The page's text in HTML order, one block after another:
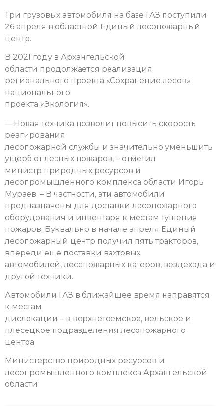
Три грузовых автомобиля на базе ГАЗ поступили
26 апреля в областной Единый лесопожарный
центр.
В 2021 году в Архангельской
области продолжается реализация
регионального проекта «Сохранение лесов»
национального
проекта «Экология».
— Новая техника позволит повысить скорость
реагирования
лесопожарной службы и значительно уменьшить
ущерб от лесных пожаров, – отметил
министр природных ресурсов и
лесопромышленного комплекса области Игорь
Мураев. – В частности, эти автомобили
предназначены для доставки лесопожарного
оборудования и инвентаря к местам тушения
пожаров. Буквально в начале апреля Единый
лесопожарный центр получил пять тракторов,
впереди еще поставки вахтовых
автомобилей, лесопожарных катеров, вездехода и
другой техники.
Автомобили ГАЗ в ближайшее время направятся
к местам
дислокации – в верхнетоемское, вельское и
плесецкое подразделения лесопожарного
центра.
Министерство природных ресурсов и
лесопромышленного комплекса Архангельской
области